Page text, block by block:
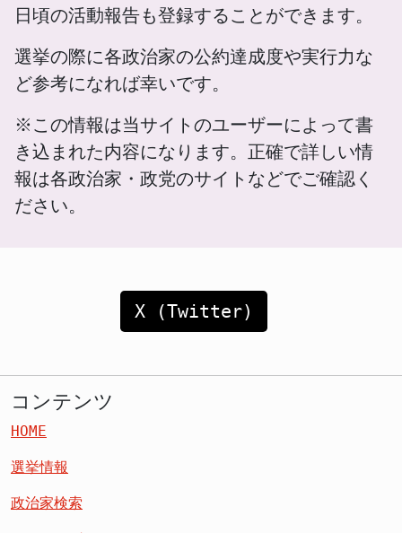
日頃の活動報告も登録することができます。
選挙の際に各政治家の公約達成度や実行力な
ど参考になれば幸いです。
※この情報は当サイトのユーザーによって書
き込まれた内容になります。正確で詳しい情
報は各政治家・政党のサイトなどでご確認く
ださい。
X (Twitter)
コンテンツ
HOME
選挙情報
政治家検索